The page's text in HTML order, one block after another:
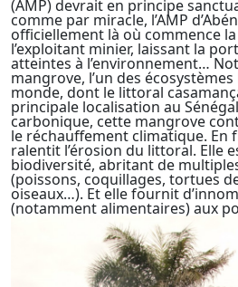
(AMP) devrait en principe
comme par miracle, l’AMP
officiellement là où commence
l’exploitant minier, laissant la
atteintes à l’environnement…
mangrove, l’un des
monde, dont le littoral
principale localisation au
carbonique, cette mangrove
le réchauffement climatique. En
ralentit l’érosion du littoral. Elle
biodiversité, abritant de
(poissons, coquillages, tortues
oiseaux…). Et elle fournit
(notamment alimentaires) aux